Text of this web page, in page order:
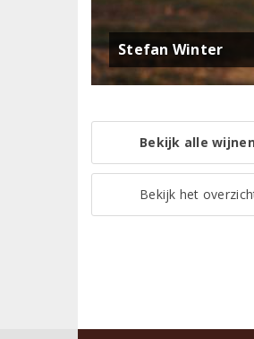
Stefan Winter
Bekijk alle
Bekijk het